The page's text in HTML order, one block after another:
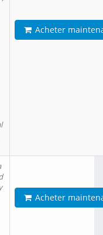
Acheter
Acheter